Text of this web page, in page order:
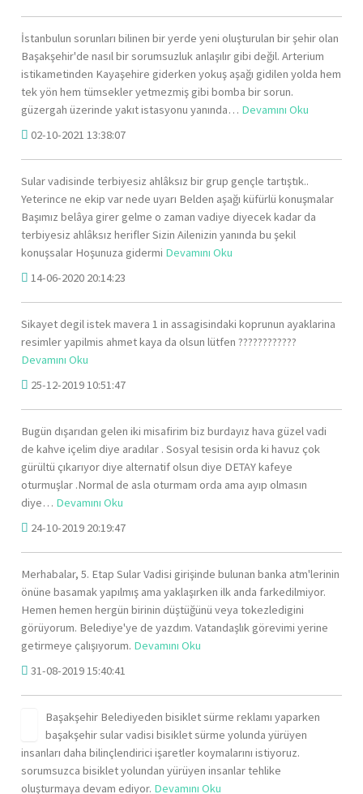
İstanbulun sorunları bilinen bir yerde yeni oluşturulan bir şehir olan
Başakşehir'de nasıl bir sorumsuzluk anlaşılır gibi değil. Arterium
istikametinden Kayaşehire giderken yokuş aşağı gidilen yolda hem
tek yön hem tümsekler yetmezmiş gibi bomba bir sorun.
güzergah üzerinde yakıt istasyonu yanında… Devamını Oku
02-10-2021 13:38:07
Sular vadisinde terbiyesiz ahlâksız bir grup gençle tartıştık..
Yeterince ne ekip var nede uyarı Belden aşağı küfürlü konuşmalar
Başımız belâya girer gelme o zaman vadiye diyecek kadar da
terbiyesiz ahlâksız herifler Sizin Ailenizin yanında bu şekil
konuşsalar Hoşunuza gidermi Devamını Oku
14-06-2020 20:14:23
Sikayet degil istek mavera 1 in assagisindaki koprunun ayaklarina
resimler yapilmis ahmet kaya da olsun lütfen ????????????
Devamını Oku
25-12-2019 10:51:47
Bugün dışarıdan gelen iki misafirim biz burdayız hava güzel vadi
de kahve içelim diye aradılar . Sosyal tesisin orda ki havuz çok
gürültü çıkarıyor diye alternatif olsun diye DETAY kafeye
oturmuşlar .Normal de asla oturmam orda ama ayıp olmasın
diye… Devamını Oku
24-10-2019 20:19:47
Merhabalar, 5. Etap Sular Vadisi girişinde bulunan banka atm'lerinin
önüne basamak yapılmış ama yaklaşırken ilk anda farkedilmiyor.
Hemen hemen hergün birinin düştüğünü veya tokezledigini
görüyorum. Belediye'ye de yazdım. Vatandaşlık görevimi yerine
getirmeye çalışıyorum. Devamını Oku
31-08-2019 15:40:41
Başakşehir Belediyeden bisiklet sürme reklamı yaparken
başakşehir sular vadisi bisiklet sürme yolunda yürüyen
insanları daha bilinçlendirici işaretler koymalarını istiyoruz.
sorumsuzca bisiklet yolundan yürüyen insanlar tehlike
oluşturmaya devam ediyor. Devamını Oku